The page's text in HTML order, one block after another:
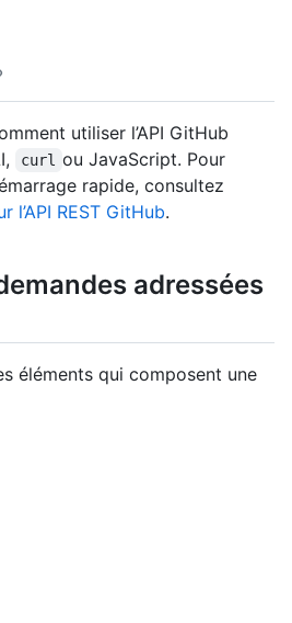
utiliser l’API GitHub
curl ou JavaScript. Pour
rapide, consultez
l’API REST GitHub.
adressées
éléments qui composent une